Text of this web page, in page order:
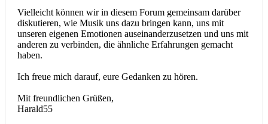
Vielleicht können wir in diesem Forum gemeinsam darüber
diskutieren, wie Musik uns dazu bringen kann, uns mit
unseren eigenen Emotionen auseinanderzusetzen und uns mit
anderen zu verbinden, die ähnliche Erfahrungen gemacht
haben.
Ich freue mich darauf, eure Gedanken zu hören.
Mit freundlichen Grüßen,
Harald55